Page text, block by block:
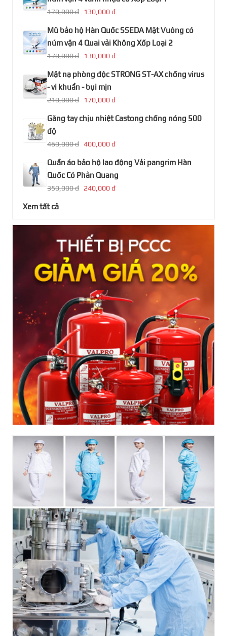
170,000 đ 130,000 đ
Mũ bảo hộ Hàn Quốc SSEDA Mặt Vuông có
núm vặn 4 Quai vải Không Xốp Loại 2
170,000 đ 130,000 đ
Mặt nạ phòng độc STRONG ST-AX chống virus
- vi khuẩn - bụi mịn
210,000 đ 170,000 đ
Găng tay chịu nhiệt Castong chống nóng 500
độ
460,000 đ 400,000 đ
Quần áo bảo hộ lao động Vải pangrim Hàn
Quốc Có Phản Quang
350,000 đ 240,000 đ
Xem tất cả